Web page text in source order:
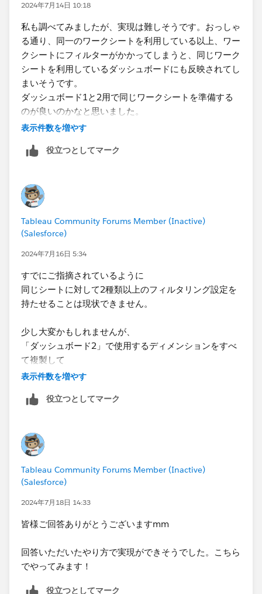
2024年7月14日 10:18
私も調べてみましたが、実現は難しそうです。おっしゃ
る通り、同一のワークシートを利用している以上、ワー
クシートにフィルターがかかってしまうと、同じワーク
シートを利用しているダッシュボードにも反映されてし
まいそうです。
ダッシュボード1と2用で同じワークシートを準備する
のが良いのかなと思いました。​
表示件数を増やす
役立つとしてマーク
Tableau Community Forums Member (Inactive)
(Salesforce)
2024年7月16日 5:34
すでにご指摘されているように
同じシートに対して2種類以上のフィルタリング設定を
持たせることは現状できません。
少し大変かもしれませんが、
「ダッシュボード2」で使用するディメンションをすべ
て複製して
「データ_ダッシュボード2」のように名前をつけて使
表示件数を増やす
役立つとしてマーク
Tableau Community Forums Member (Inactive)
(Salesforce)
2024年7月18日 14:33
皆様ご回答ありがとうございますmm
回答いただいたやり方で​実現ができそうでした。​こちら
でやってみます！
役立つとしてマーク